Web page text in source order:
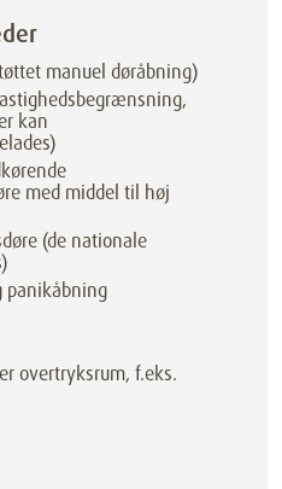
manuel døråbning)
kan
med middel til høj
(de nationale
panikåbning
overtryksrum, f.eks.